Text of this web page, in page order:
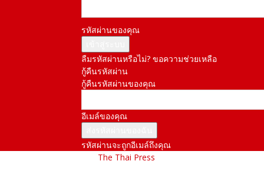
รหัสผ่านของคุณ
ลืมรหัสผ่านหรือไม่? ขอความช่วยเหลือ
กู้คืนรหัสผ่าน
กู้คืนรหัสผ่านของคุณ
อีเมล์ของคุณ
รหัสผ่านจะถูกอีเมล์ถึงคุณ
The Thai Press